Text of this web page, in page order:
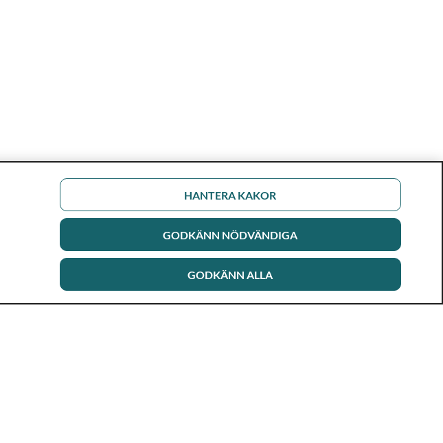
HANTERA KAKOR
GODKÄNN NÖDVÄNDIGA
GODKÄNN ALLA